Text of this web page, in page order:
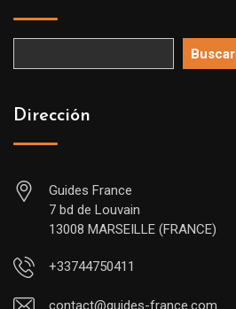
Buscar
Dirección
Guides France
7 bd de Louvain
13008 MARSEILLE (FRANCE)
+33744750411
contact@guides-france.com